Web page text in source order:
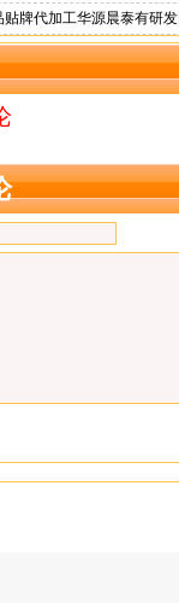
牌代加工华源晨泰有研